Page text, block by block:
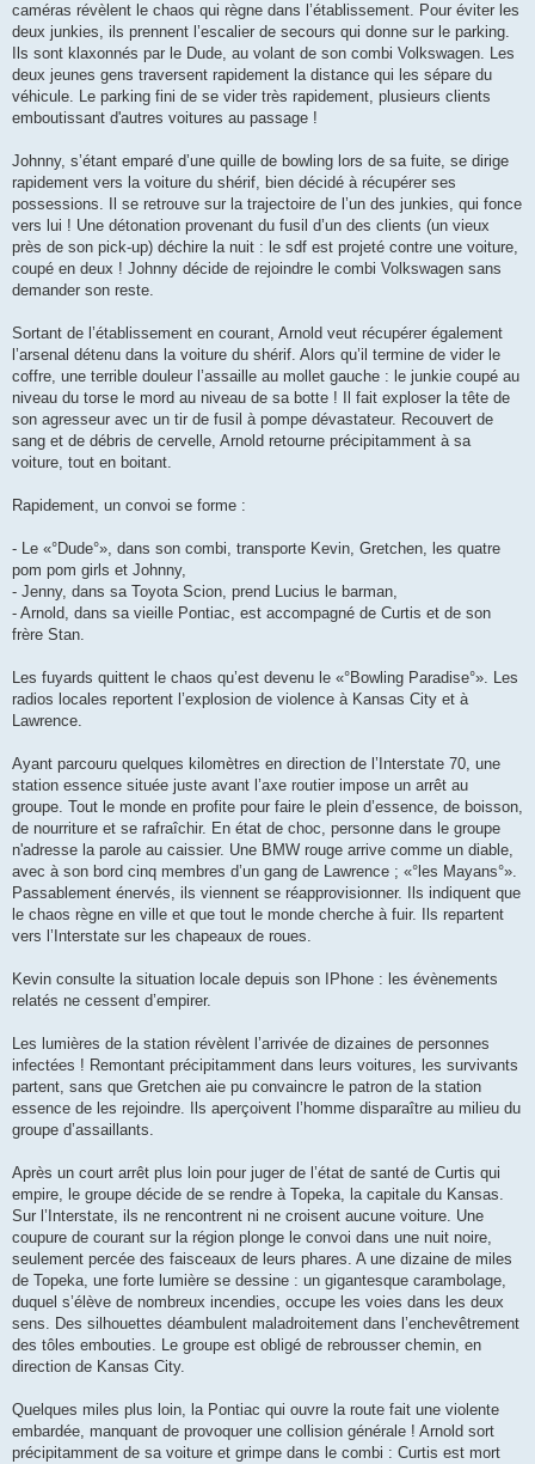
caméras révèlent le chaos qui règne dans l’établissement. Pour éviter les
deux junkies, ils prennent l’escalier de secours qui donne sur le parking.
Ils sont klaxonnés par le Dude, au volant de son combi Volkswagen. Les
deux jeunes gens traversent rapidement la distance qui les sépare du
véhicule. Le parking fini de se vider très rapidement, plusieurs clients
emboutissant d'autres voitures au passage !
Johnny, s’étant emparé d’une quille de bowling lors de sa fuite, se dirige
rapidement vers la voiture du shérif, bien décidé à récupérer ses
possessions. Il se retrouve sur la trajectoire de l’un des junkies, qui fonce
vers lui ! Une détonation provenant du fusil d’un des clients (un vieux
près de son pick-up) déchire la nuit : le sdf est projeté contre une voiture,
coupé en deux ! Johnny décide de rejoindre le combi Volkswagen sans
demander son reste.
Sortant de l’établissement en courant, Arnold veut récupérer également
l’arsenal détenu dans la voiture du shérif. Alors qu’il termine de vider le
coffre, une terrible douleur l’assaille au mollet gauche : le junkie coupé au
niveau du torse le mord au niveau de sa botte ! Il fait exploser la tête de
son agresseur avec un tir de fusil à pompe dévastateur. Recouvert de
sang et de débris de cervelle, Arnold retourne précipitamment à sa
voiture, tout en boitant.
Rapidement, un convoi se forme :
- Le «°Dude°», dans son combi, transporte Kevin, Gretchen, les quatre
pom pom girls et Johnny,
- Jenny, dans sa Toyota Scion, prend Lucius le barman,
- Arnold, dans sa vieille Pontiac, est accompagné de Curtis et de son
frère Stan.
Les fuyards quittent le chaos qu’est devenu le «°Bowling Paradise°». Les
radios locales reportent l’explosion de violence à Kansas City et à
Lawrence.
Ayant parcouru quelques kilomètres en direction de l’Interstate 70, une
station essence située juste avant l’axe routier impose un arrêt au
groupe. Tout le monde en profite pour faire le plein d’essence, de boisson,
de nourriture et se rafraîchir. En état de choc, personne dans le groupe
n'adresse la parole au caissier. Une BMW rouge arrive comme un diable,
avec à son bord cinq membres d’un gang de Lawrence ; «°les Mayans°».
Passablement énervés, ils viennent se réapprovisionner. Ils indiquent que
le chaos règne en ville et que tout le monde cherche à fuir. Ils repartent
vers l’Interstate sur les chapeaux de roues.
Kevin consulte la situation locale depuis son IPhone : les évènements
relatés ne cessent d’empirer.
Les lumières de la station révèlent l’arrivée de dizaines de personnes
infectées ! Remontant précipitamment dans leurs voitures, les survivants
partent, sans que Gretchen aie pu convaincre le patron de la station
essence de les rejoindre. Ils aperçoivent l’homme disparaître au milieu du
groupe d’assaillants.
Après un court arrêt plus loin pour juger de l’état de santé de Curtis qui
empire, le groupe décide de se rendre à Topeka, la capitale du Kansas.
Sur l’Interstate, ils ne rencontrent ni ne croisent aucune voiture. Une
coupure de courant sur la région plonge le convoi dans une nuit noire,
seulement percée des faisceaux de leurs phares. A une dizaine de miles
de Topeka, une forte lumière se dessine : un gigantesque carambolage,
duquel s’élève de nombreux incendies, occupe les voies dans les deux
sens. Des silhouettes déambulent maladroitement dans l’enchevêtrement
des tôles embouties. Le groupe est obligé de rebrousser chemin, en
direction de Kansas City.
Quelques miles plus loin, la Pontiac qui ouvre la route fait une violente
embardée, manquant de provoquer une collision générale ! Arnold sort
précipitamment de sa voiture et grimpe dans le combi : Curtis est mort